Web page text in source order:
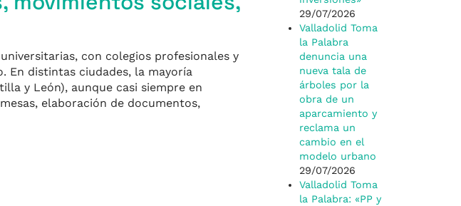
con colegios profesionales y
En distintas ciudades, la mayoría
y León), aunque casi siempre en
elaboración de documentos,
29/07/2026
Valladolid Toma
la Palabra
denuncia una
nueva tala de
árboles por la
obra de un
aparcamiento y
reclama un
cambio en el
modelo urbano
29/07/2026
Valladolid Toma
la Palabra: «PP y